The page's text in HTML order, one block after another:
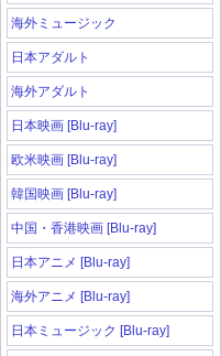
海外ミュージック
日本アダルト
海外アダルト
日本映画 [Blu-ray]
欧米映画 [Blu-ray]
韓国映画 [Blu-ray]
中国・香港映画 [Blu-ray]
日本アニメ [Blu-ray]
海外アニメ [Blu-ray]
日本ミュージック [Blu-ray]